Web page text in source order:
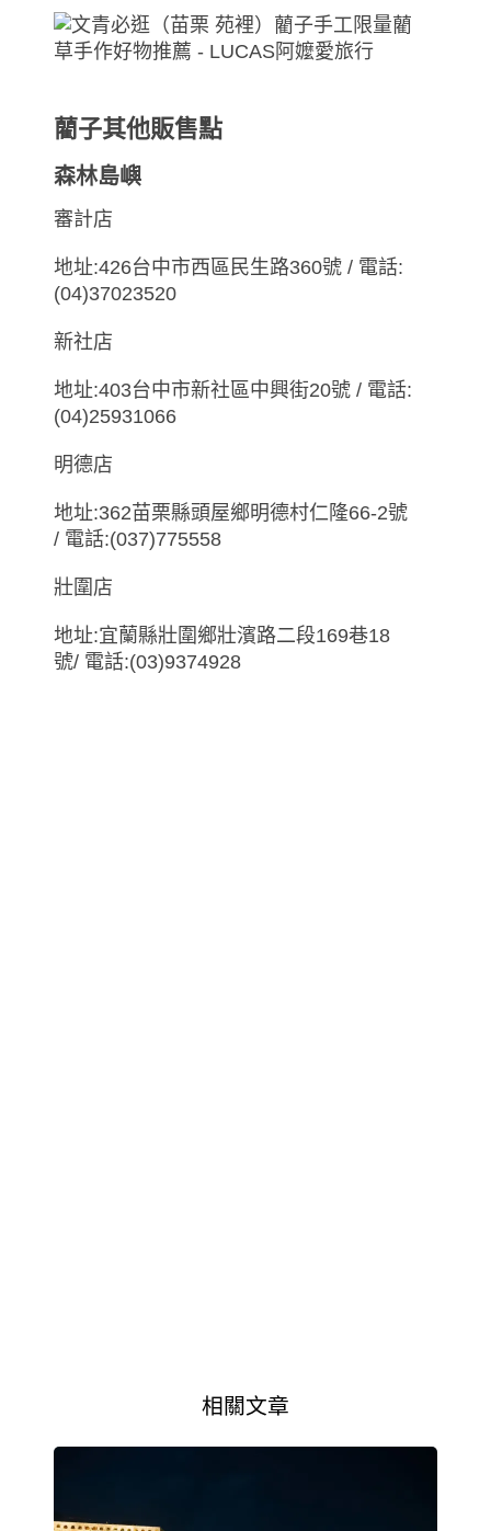
藺子其他販售點
森林島嶼
審計店
地址:426台中市西區民生路360號 / 電話:
(04)37023520
新社店
地址:403台中市新社區中興街20號 / 電話:
(04)25931066
明德店
地址:362苗栗縣頭屋鄉明德村仁隆66-2號
/ 電話:(037)775558
壯圍店
地址:宜蘭縣壯圍鄉壯濱路二段169巷18
號/ 電話:(03)9374928
相關文章